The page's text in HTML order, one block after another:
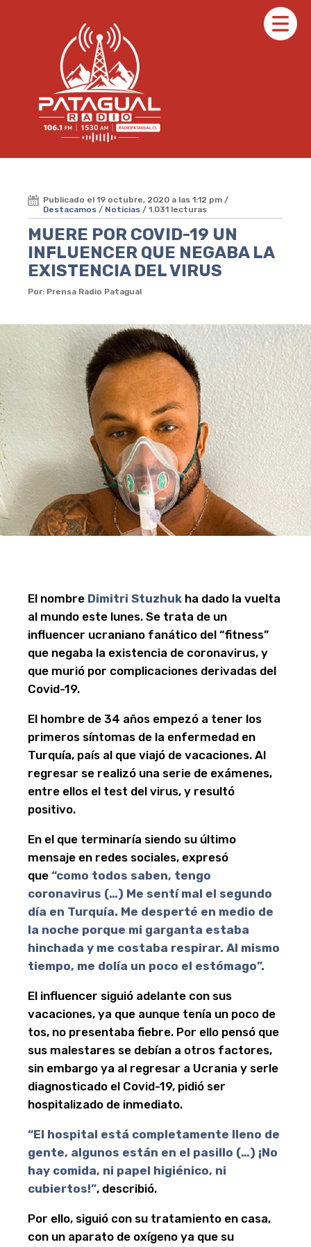
Publicado el 19 octubre, 2020 a las 1:12 pm /
Destacamos / Noticias / 1.031 lecturas
MUERE POR COVID-19 UN
INFLUENCER QUE NEGABA LA
EXISTENCIA DEL VIRUS
Por: Prensa Radio Patagual
El nombre Dimitri Stuzhuk ha dado la vuelta
al mundo este lunes. Se trata de un
influencer ucraniano fanático del “fitness”
que negaba la existencia de coronavirus, y
que murió por complicaciones derivadas del
Covid-19.
El hombre de 34 años empezó a tener los
primeros síntomas de la enfermedad en
Turquía, país al que viajó de vacaciones. Al
regresar se realizó una serie de exámenes,
entre ellos el test del virus, y resultó
positivo.
En el que terminaría siendo su último
mensaje en redes sociales, expresó
que “como todos saben, tengo
coronavirus (…) Me sentí mal el segundo
día en Turquía. Me desperté en medio de
la noche porque mi garganta estaba
hinchada y me costaba respirar. Al mismo
tiempo, me dolía un poco el estómago”.
El influencer siguió adelante con sus
vacaciones, ya que aunque tenía un poco de
tos, no presentaba fiebre. Por ello pensó que
sus malestares se debían a otros factores,
sin embargo ya al regresar a Ucrania y serle
diagnosticado el Covid-19, pidió ser
hospitalizado de inmediato.
“El hospital está completamente lleno de
gente, algunos están en el pasillo (…) ¡No
hay comida, ni papel higiénico, ni
cubiertos!”, describió.
Por ello, siguió con su tratamiento en casa,
con un aparato de oxígeno ya que su